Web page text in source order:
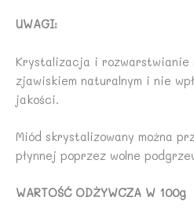
UWAGI:
Krystalizacja i rozwarstwianie
zjawiskiem naturalnym i nie
jakości.
Miód skrystalizowany można
płynnej poprzez wolne
WARTOŚĆ ODŻYWCZA W 100g